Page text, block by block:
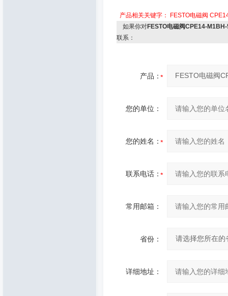
产品相关关键字： FESTO电磁阀
如果你对FESTO电磁阀CPE14-
联系：
产品：
您的单位：
您的姓名：
联系电话：
常用邮箱：
省份：
详细地址：